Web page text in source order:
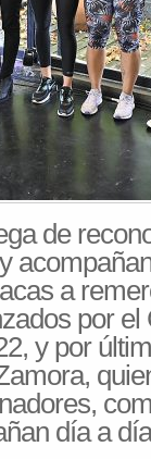
de
a
por
y por
día a